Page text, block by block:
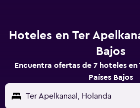
Hoteles en Ter
Bajos
Encuentra ofertas de 7 hoteles en
Países Bajos
Ter Apelkanaal, Holanda